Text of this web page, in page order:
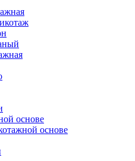
основе
основе